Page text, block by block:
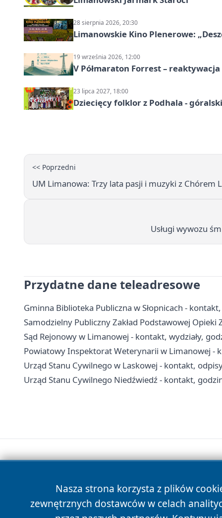
28 sierpnia 2026, 20:30
Limanowskie Kino Plenerowe:
19 września 2026, 12:00
V Półmaraton Forrest –
23 lipca 2027, 18:00
Dziecięcy folklor z Podhala -
<< Poprzedni
UM Limanowa: Trzy lata pasji i muzyki z Chórem
Usługi wywozu
Przydatne dane teleadresowe
Gminna Biblioteka Publiczna w Słopnicach -
Samodzielny Publiczny Zakład Podstawowej
Sąd Rejonowy w Limanowej - kontakt, wydziały,
Powiatowy Inspektorat Weterynarii w Limanowej -
Urząd Stanu Cywilnego w Laskowej - kontakt,
Urząd Stanu Cywilnego Niedźwiedź - kontakt,
Nasza strona korzysta z plików
zewnętrznych dostawców w celach